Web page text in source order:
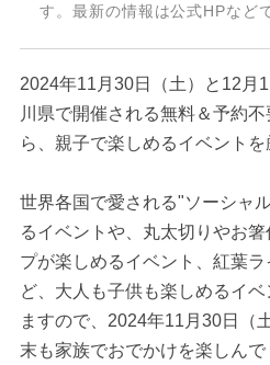
す。最新の情報は公式HPなど
2024年11月30日（土）と12月
川県で開催される無料＆予約
ら、親子で楽しめるイベントを
世界各国で愛される"ソーシャ
るイベントや、丸太切りやお
プが楽しめるイベント、紅葉
ど、大人も子供も楽しめるイ
ますので、2024年11月30日（
末も家族でおでかけを楽しんで